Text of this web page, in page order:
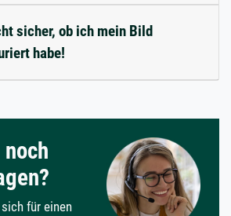
sicher, ob ich mein Bild
habe!
für einen